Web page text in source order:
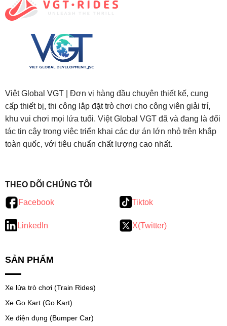
Việt Global VGT | Đơn vị hàng đầu chuyên thiết kế, cung
cấp thiết bị, thi công lắp đặt trò chơi cho công viên giải trí,
khu vui chơi mọi lứa tuổi. Việt Global VGT đã và đang là đối
tác tin cậy trong việc triển khai các dự án lớn nhỏ trên khắp
toàn quốc, với tiêu chuẩn chất lượng cao nhất.
THEO DÕI CHÚNG TÔI
Facebook Tiktok
LinkedIn X(Twitter)
SẢN PHẨM
Xe lửa trò chơi (Train Rides)
Xe Go Kart (Go Kart)
Xe điện đụng (Bumper Car)